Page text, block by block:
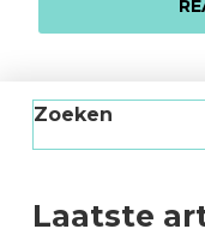
Zoeken
Laatste